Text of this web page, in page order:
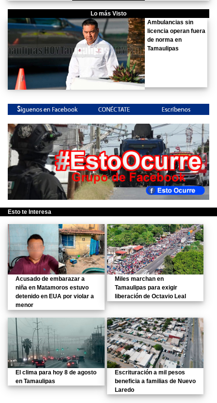
Lo más Visto
Ambulancias sin
licencia operan fuera
de norma en
Tamaulipas
Esto te Interesa
Acusado de embarazar a
niña en Matamoros estuvo
detenido en EUA por violar a
menor
Miles marchan en
Tamaulipas para exigir
liberación de Octavio Leal
El clima para hoy 8 de agosto
en Tamaulipas
Escrituración a mil pesos
beneficia a familias de Nuevo
Laredo